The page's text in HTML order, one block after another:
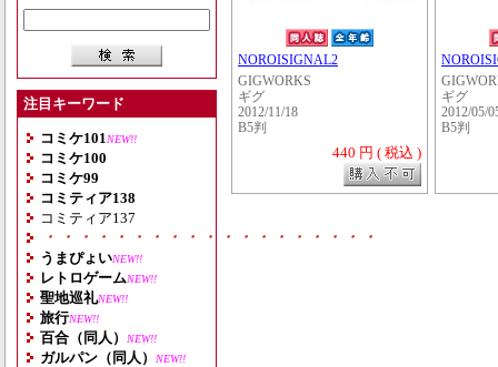
注目キーワード
コミケ101 NEW!!
コミケ100
コミケ99
コミティア138
コミティア137
・・・・・・・・・・・・・・・・・・・
うまぴょいNEW!!
レトロゲームNEW!!
聖地巡礼NEW!!
旅行NEW!!
百合（同人） NEW!!
ガルパン（同人） NEW!!
NOROISIGNAL2
GIGWORKS
ギグ
2012/11/18
B5判
440 円 ( 税込 )
ギグ
2012/05/
B5判